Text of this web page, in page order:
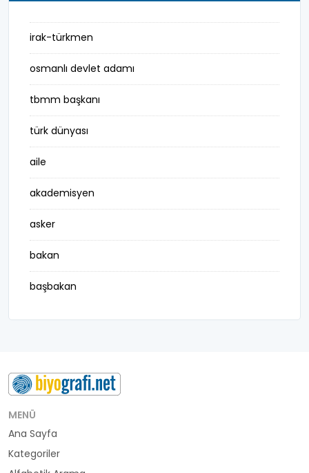
irak-türkmen
osmanlı devlet adamı
tbmm başkanı
türk dünyası
aile
akademisyen
asker
bakan
başbakan
belediye başkanı
buluş
bürokrat
büyükelçi
MENÜ
Ana Sayfa
Kategoriler